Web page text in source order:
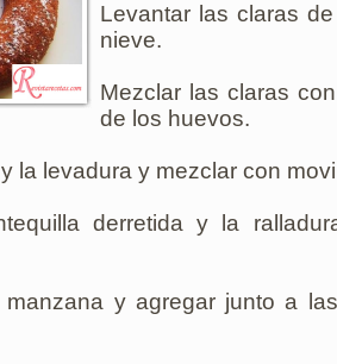
Levantar las claras
nieve.
Mezclar las claras
de los huevos.
la levadura y mezclar con
derretida y la
y agregar junto a